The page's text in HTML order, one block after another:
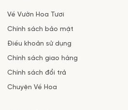
Về Vườn Hoa Tươi
Chính sách bảo mật
Điều khoản sử dụng
Chính sách giao hàng
Chính sách đổi trả
Chuyện Về Hoa